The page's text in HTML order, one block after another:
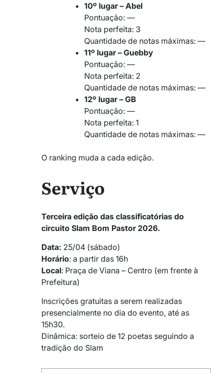
10º lugar – Abel
Pontuação: —
Nota perfeita: 3
Quantidade de notas máximas: —
11º lugar – Guebby
Pontuação: —
Nota perfeita: 2
Quantidade de notas máximas: —
12º lugar – GB
Pontuação: —
Nota perfeita: 1
Quantidade de notas máximas: —
O ranking muda a cada edição.
Serviço
Terceira edição das classificatórias do
circuito Slam Bom Pastor 2026.
Data: 25/04 (sábado)
Horário: a partir das 16h
Local: Praça de Viana – Centro (em frente à
Prefeitura)
Inscrições gratuitas a serem realizadas
presencialmente no dia do evento, até as
15h30.
Dinâmica: sorteio de 12 poetas seguindo a
tradição do Slam